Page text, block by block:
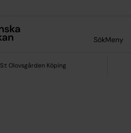
SökMeny
S:t Olovsgården Köping